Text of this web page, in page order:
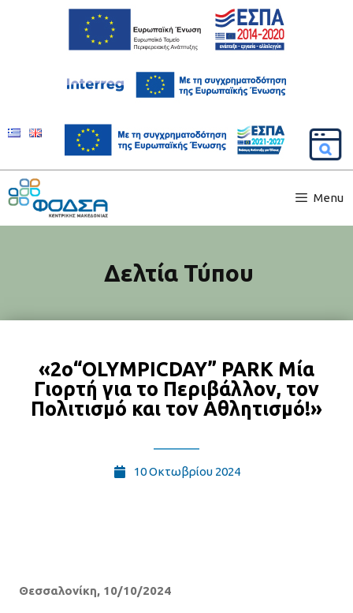
Menu
Δελτία Τύπου
«2ο“OLYMPICDAY” PARK Μία
Γιορτή για το Περιβάλλον, τον
Πολιτισμό και τον Αθλητισμό!»
10 Οκτωβρίου 2024
Θεσσαλονίκη, 10/10/2024